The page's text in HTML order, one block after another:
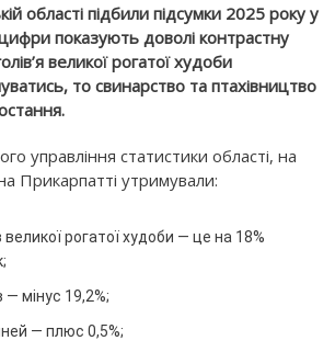
області підбили підсумки 2025 року у
показують доволі контрастну
великої рогатої худоби
то свинарство та птахівництво
управління статистики області, на
Прикарпатті утримували:
великої рогатої худоби — це на 18%
— мінус 19,2%;
— плюс 0,5%;